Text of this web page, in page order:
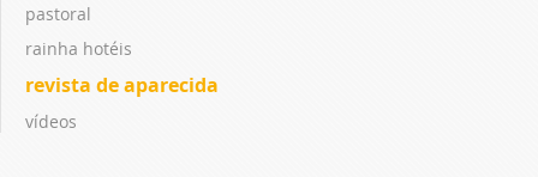
pastoral
rainha hotéis
revista de aparecida
vídeos